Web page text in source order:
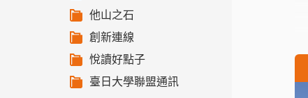
他山之石
創新連線
悅讀好點子
臺日大學聯盟通訊